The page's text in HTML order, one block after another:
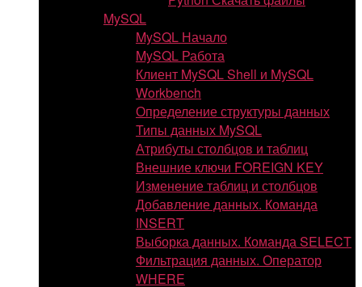
MySQL
MySQL Начало
MySQL Работа
Клиент MySQL Shell и MySQL
Workbench
Определение структуры данных
Типы данных MySQL
Атрибуты столбцов и таблиц
Внешние ключи FOREIGN KEY
Изменение таблиц и столбцов
Добавление данных. Команда
INSERT
Выборка данных. Команда SELECT
Фильтрация данных. Оператор
WHERE